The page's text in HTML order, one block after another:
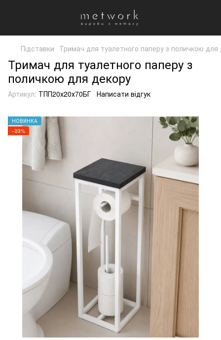
Підставки Тримач для туалетного паперу з поличкою для
Тримач для туалетного паперу з
поличкою для декору
Артикул: ТПП20х20х70БГ Написати відгук
НОВИНКА
−23%